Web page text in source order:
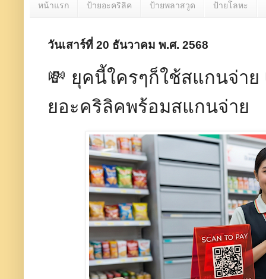
หน้าแรก ป้ายอะคริลิค ป้ายพลาสวูด ป้ายโลหะ
วันเสาร์ที่ 20 ธันวาคม พ.ศ. 2568
💸 ยุคนี้ใครๆก็ใช้สแกนจ่า
ยอะคริลิคพร้อมสแกนจ่าย